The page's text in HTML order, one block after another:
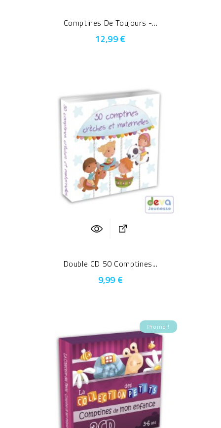
Comptines De Toujours -...
12,99 €
Double CD 50 Comptines...
9,99 €
Promo !